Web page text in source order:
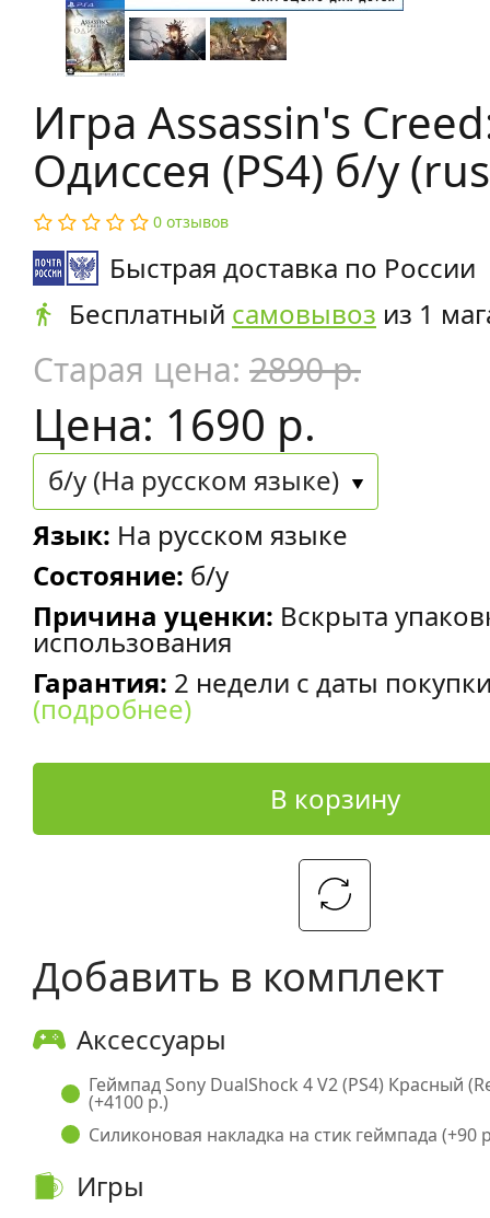
Игра Assassin's
Одиссея (PS4) б/у
0 отзывов
Быстрая доставка по России
Бесплатный самовывоз из 1
Старая цена: 2890 р.
Цена: 1690 р.
б/у (На русском языке)
Язык: На русском языке
Состояние: б/у
Причина уценки: Вскрыта
использования
Гарантия: 2 недели с даты
(подробнее)
В корзину
Добавить в комплект
Аксессуары
Геймпад Sony DualShock 4 V2 (PS4) Красный
(+4100 р.)
Силиконовая накладка на стик геймпада (+90
Игры